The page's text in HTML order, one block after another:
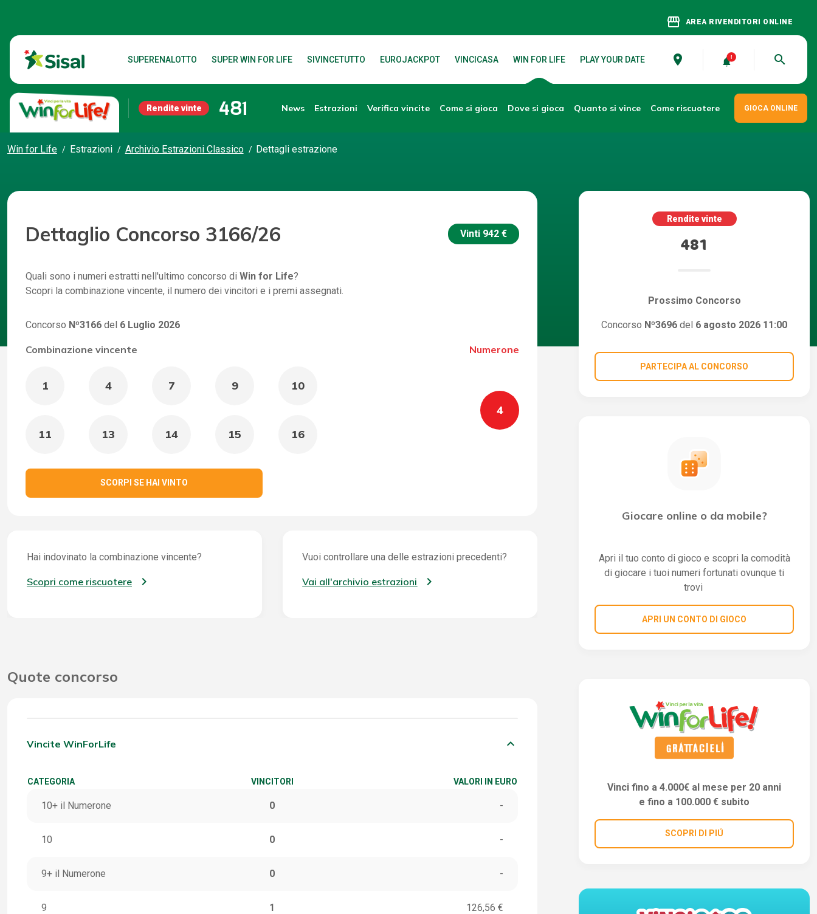
storefront AREA RIVENDITORI ONLINE
SUPERENALOTTO SUPER WIN FOR LIFE SIVINCETUTTO EUROJACKPOT VINCICASA WIN FOR LIFE PLAY YOUR DATE place search
Rendite vinte 481 News Estrazioni Verifica vincite Come si gioca Dove si gioca Quanto si vince Come riscuotere GIOCA ONLINE
Win for Life Estrazioni Archivio Estrazioni Classico Dettagli estrazione
Dettaglio Concorso 3166/26 Vinti 942 €
Quali sono i numeri estratti nell'ultimo concorso di Win for Life?
Scopri la combinazione vincente, il numero dei vincitori e i premi assegnati.
Concorso Nº3166 del 6 Luglio 2026
Combinazione vincente Numerone
1 4 7 9 10
11 13 14 15 16
4
SCORPI SE HAI VINTO
Hai indovinato la combinazione vincente?
Scopri come riscuotere
Vuoi controllare una delle estrazioni precedenti?
Vai all'archivio estrazioni
Quote concorso
Vincite WinForLife keyboard_arrow_down
CATEGORIA VINCITORI VALORI IN EURO
10+ il Numerone 0 -
10 0 -
9+ il Numerone 0 -
9 1 126,56 €
Rendite vinte
481
Prossimo Concorso
Concorso Nº3696 del 6 agosto 2026 11:00
PARTECIPA AL CONCORSO
Giocare online o da mobile?
Apri il tuo conto di gioco e scopri la comodità
di giocare i tuoi numeri fortunati ovunque ti
trovi
APRI UN CONTO DI GIOCO
Vinci fino a 4.000€ al mese per 20 anni
e fino a 100.000 € subito
SCOPRI DI PIÚ